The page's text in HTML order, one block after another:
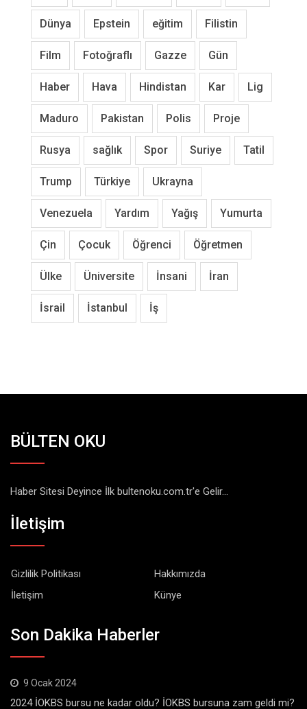
Dünya Epstein eğitim Filistin
Film Fotoğraflı Gazze Gün
Haber Hava Hindistan Kar Lig
Maduro Pakistan Polis Proje
Rusya sağlık Spor Suriye Tatil
Trump Türkiye Ukrayna
Venezuela Yardım Yağış Yumurta
Çin Çocuk Öğrenci Öğretmen
Ülke Üniversite İnsani İran
İsrail İstanbul İş
BÜLTEN OKU
Haber Sitesi Deyince İlk bultenoku.com.tr'e Gelir...
İletişim
Gizlilik Politikası
Hakkımızda
İletişim
Künye
Son Dakika Haberler
9 Ocak 2024
2024 İOKBS bursu ne kadar oldu? İOKBS bursuna zam geldi mi?